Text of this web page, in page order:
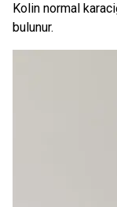
Kolin normal
bulunur.